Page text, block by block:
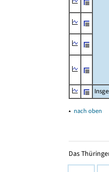
▴ nach oben
Das